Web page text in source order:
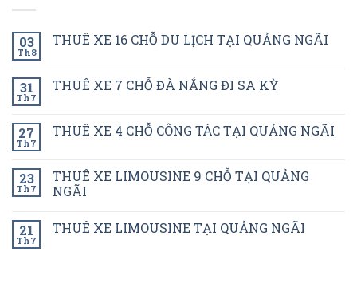
03
Th8
THUÊ XE 16 CHỖ DU LỊCH TẠI QUẢNG NGÃI
31
Th7
THUÊ XE 7 CHỖ ĐÀ NẮNG ĐI SA KỲ
27
Th7
THUÊ XE 4 CHỖ CÔNG TÁC TẠI QUẢNG NGÃI
23
Th7
THUÊ XE LIMOUSINE 9 CHỖ TẠI QUẢNG
NGÃI
21
Th7
THUÊ XE LIMOUSINE TẠI QUẢNG NGÃI